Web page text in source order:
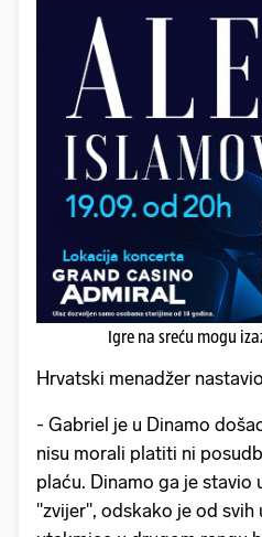
Igre na sreću mogu
Hrvatski menadžer
- Gabriel je u Dinamo
nisu morali platiti ni
plaću. Dinamo ga je stavio
"zvijer", odskako je od svih